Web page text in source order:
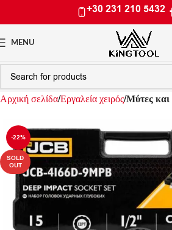
+30 231 210 5432
MENU
Αρχική σελίδαΕργαλεία χειρόςΜύτες
-22%
SOLD
OUT